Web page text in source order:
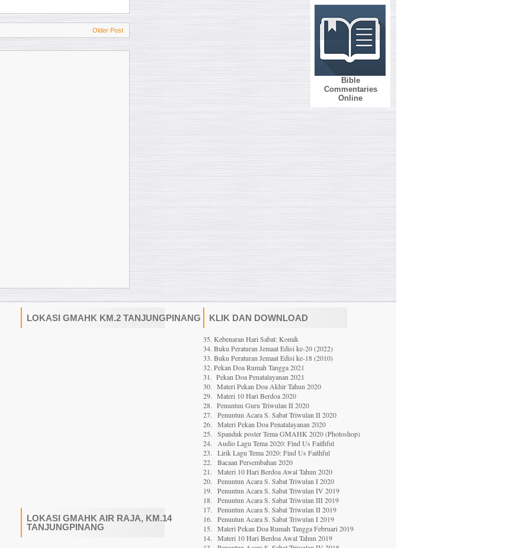
Older Post
Bible
Commentaries
Online
LOKASI GMAHK KM.2 TANJUNGPINANG
LOKASI GMAHK AIR RAJA, KM.14
TANJUNGPINANG
KLIK DAN DOWNLOAD
35. Kebenaran Hari Sabat: Komik
34. Buku Peraturan Jemaat Edisi ke-20 (2022)
33. Buku Peraturan Jemaat Edisi ke-18 (2010)
32. Pekan Doa Rumah Tangga 2021
31. Pekan Doa Penatalayanan 2021
30. Materi Pekan Doa Akhir Tahun 2020
29. Materi 10 Hari Berdoa 2020
28. Penuntun Guru Triwulan II 2020
27.
Penuntun Acara S. Sabat Triwulan II 2020
26.
Materi Pekan Doa Penatalayanan 2020
25.
Spanduk poster Tema GMAHK 2020 (Photoshop)
24.
Audio Lagu Tema 2020: Find Us Faithful
23.
Lirik Lagu Tema 2020: Find Us Faithful
22.
Bacaan Persembahan 2020
21.
Materi 10 Hari Berdoa Awal Tahun 2020
20.
Penuntun Acara S. Sabat Triwulan I 2020
19.
Penuntun Acara S. Sabat Triwulan IV 2019
18.
Penuntun Acara S. Sabat Triwulan III 2019
17.
Penuntun Acara S. Sabat Triwulan II 2019
16.
Penuntun Acara S. Sabat Triwulan I 2019
15.
Materi Pekan Doa Rumah Tangga Februari 2019
14.
Materi 10 Hari Berdoa Awal Tahun 2019